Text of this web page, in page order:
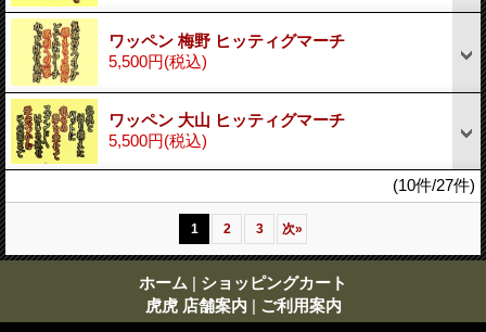
ワッペン 梅野 ヒッティグマーチ
5,500円(税込)
ワッペン 大山 ヒッティグマーチ
5,500円(税込)
(10件/27件)
1 2 3 次»
ホーム | ショッピングカート
虎虎 店舗案内 | ご利用案内